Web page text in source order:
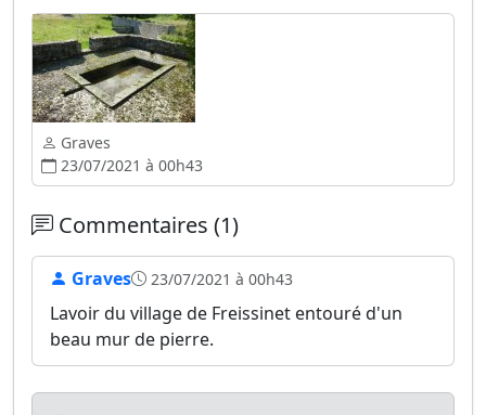
Graves
23/07/2021 à 00h43
Commentaires (1)
Graves 23/07/2021 à 00h43
Lavoir du village de Freissinet entouré d'un
beau mur de pierre.